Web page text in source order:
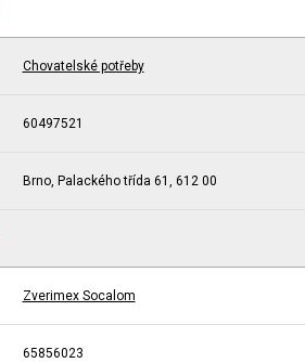
Chovatelské potřeby
60497521
Brno, Palackého třída 61, 612 00
Zverimex Socalom
65856023